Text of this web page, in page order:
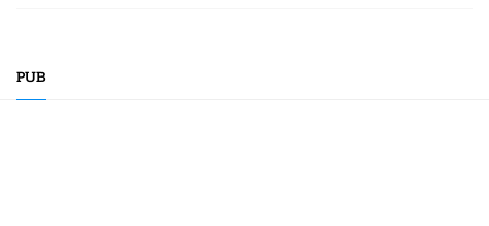
PUB